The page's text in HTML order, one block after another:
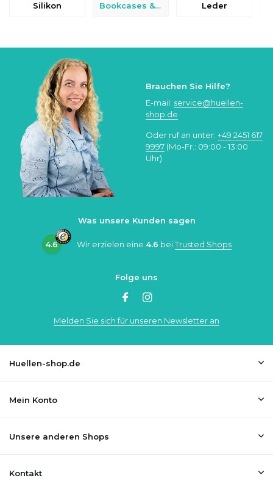
Silikon Bookcases & Flip Cases Leder
Brauchen Sie Hilfe?
E-mail: service@huellen-
shop.de
Oder ruf an unter: +49 2451 617
9997 (Mo-Fr.: 09:00 - 13:00
Uhr)
Was unsere Kunden sagen
4.6 Wir erzielen eine 4.6 beiTrusted Shops
Folge uns
Melden Sie sich für unseren Newsletter an
Huellen-shop.de
Mein Konto
Unsere anderen Shops
Kontakt